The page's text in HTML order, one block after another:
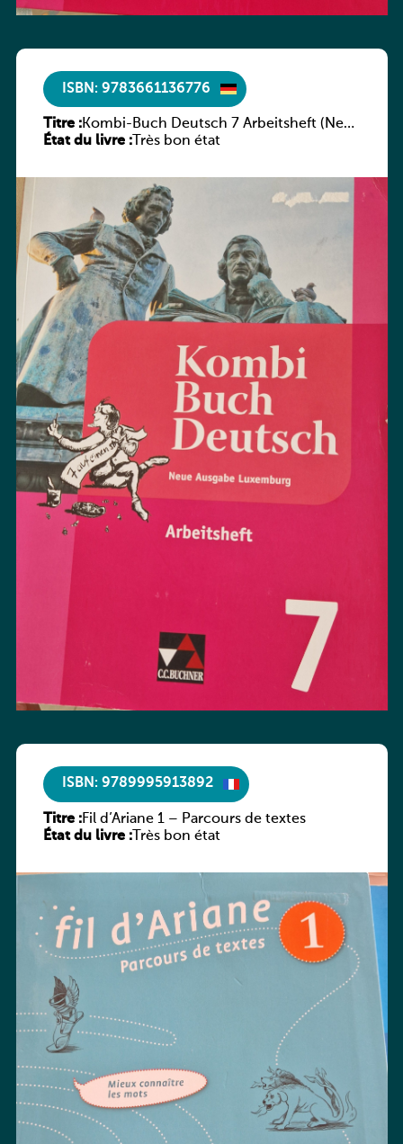
ISBN: 9783661136776
Titre :Kombi-Buch Deutsch 7 Arbeitsheft (Neue
Ausgabe Luxemburg)
État du livre :Très bon état
ISBN: 9789995913892
Titre :Fil d’Ariane 1 – Parcours de textes
État du livre :Très bon état